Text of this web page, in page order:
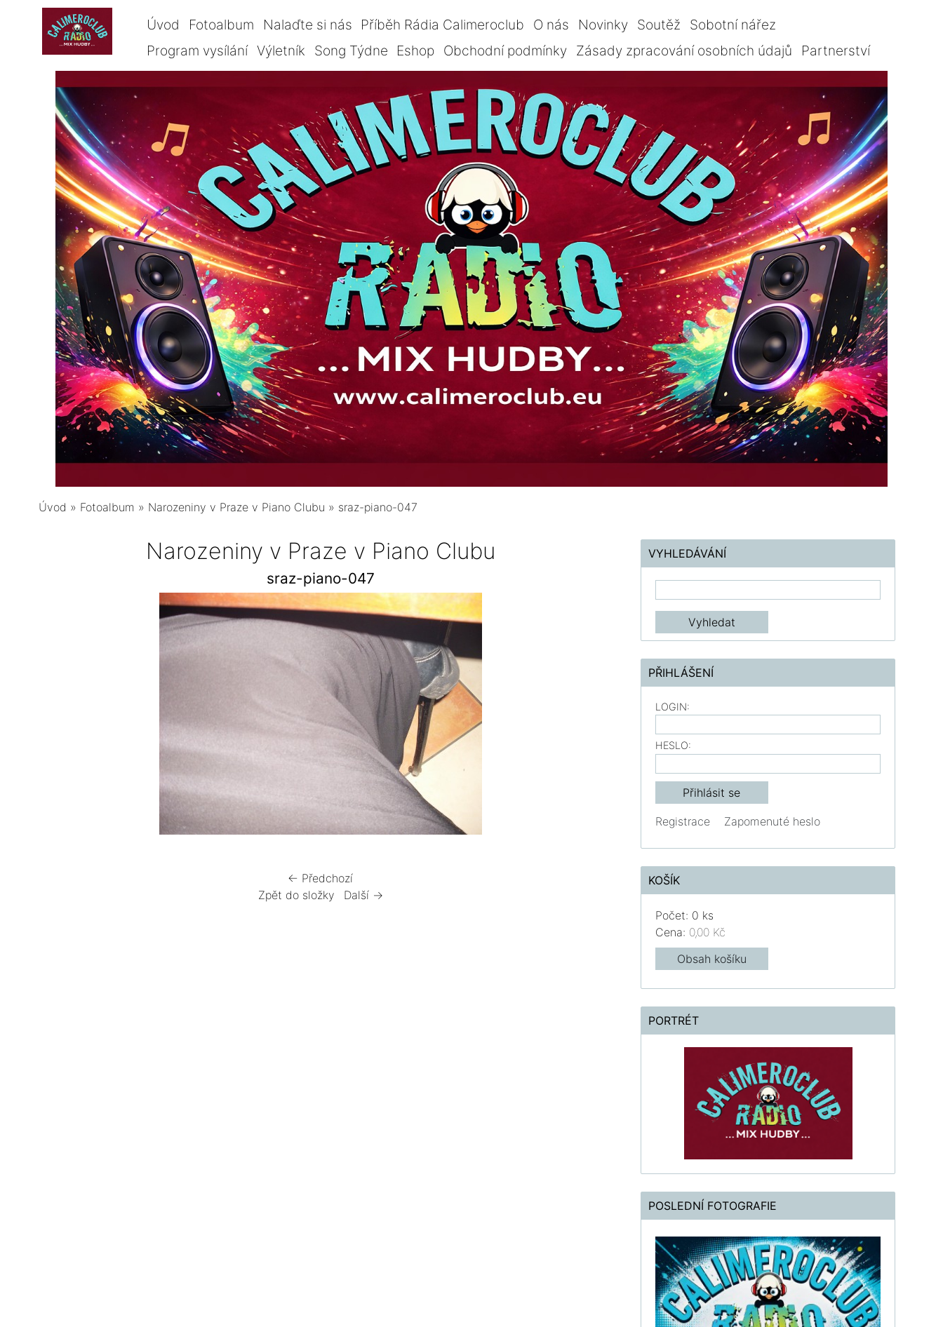
Úvod Fotoalbum Nalaďte si nás Příběh Rádia Calimeroclub O nás Novinky Soutěž
Sobotní nářez
Program vysílání Výletník Song Týdne Eshop Obchodní podmínky Zásady zpracování osobních údajů Partnerství
Úvod » Fotoalbum » Narozeniny v Praze v Piano Clubu » sraz-piano-047
Narozeniny v Praze v Piano Clubu
sraz-piano-047
← Předchozí
Zpět do složky
Další →
VYHLEDÁVÁNÍ
PŘIHLÁŠENÍ
LOGIN:
HESLO:
Registrace Zapomenuté heslo
KOŠÍK
Počet: 0 ks
Cena: 0,00 Kč
Obsah košíku
PORTRÉT
POSLEDNÍ FOTOGRAFIE